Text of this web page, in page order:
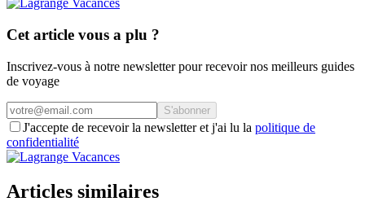
Cet article vous a plu ?
Inscrivez-vous à notre newsletter pour recevoir nos meilleurs guides
de voyage
S'abonner
J'accepte de recevoir la newsletter et j'ai lu la politique de
confidentialité
Articles similaires